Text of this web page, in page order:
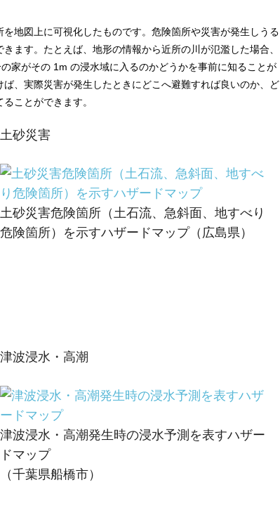
地図上に可視化したものです。危険箇所や災害が発生しうる
ます。たとえば、地形の情報から近所の川が氾濫した場合、
家がその 1m の浸水域に入るのかどうかを事前に知ることが
、実際災害が発生したときにどこへ避難すれば良いのか、ど
ことができます。
土砂災害
土砂災害危険箇所（土石流、急斜面、地すべり
危険箇所）を示すハザードマップ（広島県）
津波浸水・高潮
津波浸水・高潮発生時の浸水予測を表すハザー
ドマップ
（千葉県船橋市）